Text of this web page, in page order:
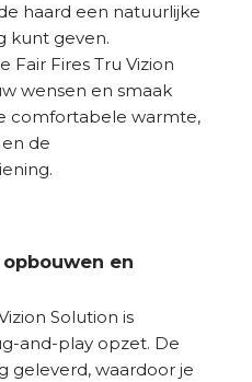
haard een natuurlijke
kunt geven.
Fair Fires Tru Vizion
wensen en smaak
comfortabele warmte,
de
en
Solution is
and-play opzet. De
geleverd, waardoor je